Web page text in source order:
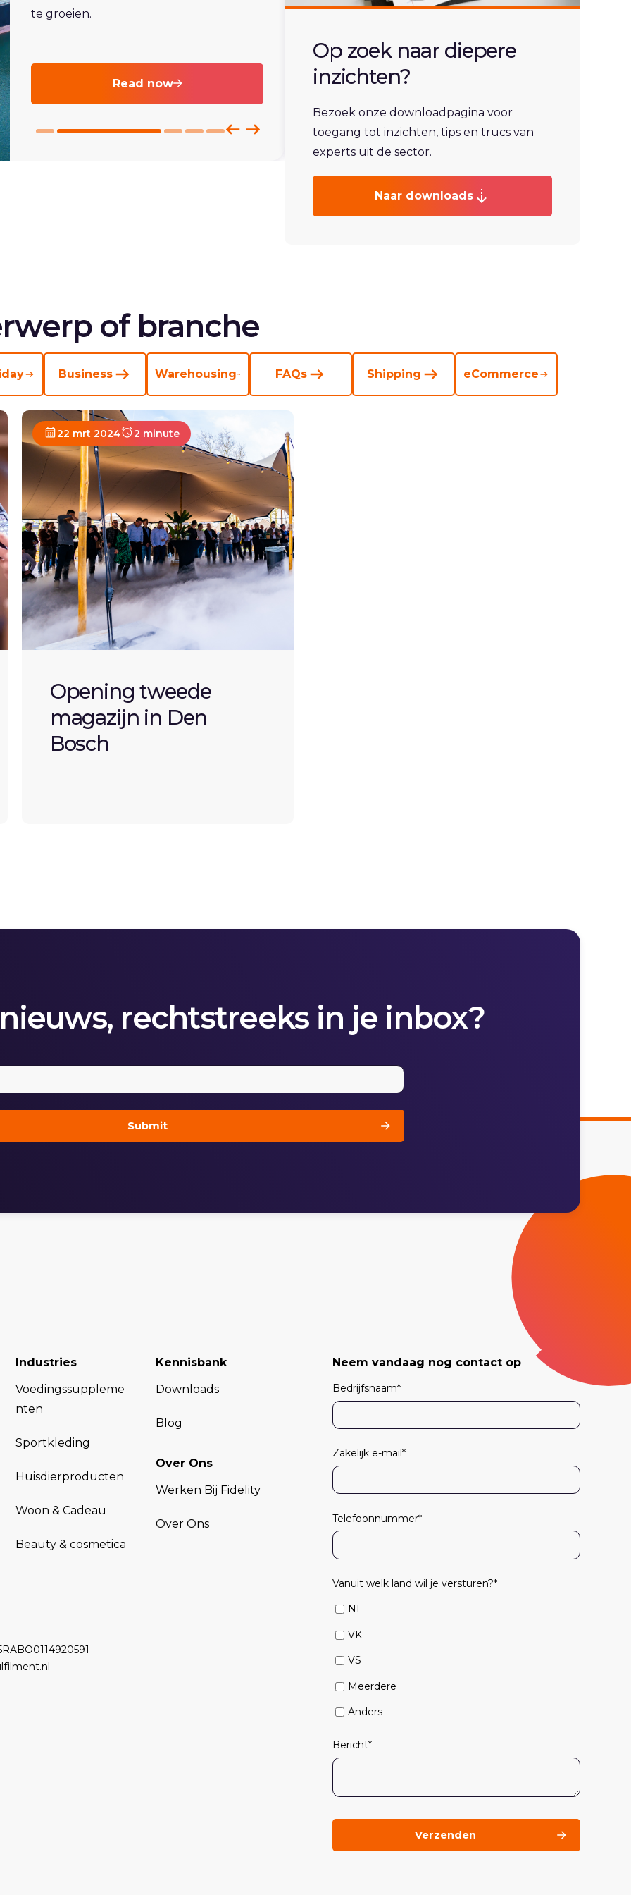
te groeien.
Read now
Op zoek naar diepere
inzichten?
Bezoek onze downloadpagina voor
toegang tot inzichten, tips en trucs van
experts uit de sector.
Naar downloads
of branche
Business Warehousing FAQs Shipping eCommerce
22 mrt 2024 2 minute
Opening tweede
magazijn in Den
Bosch
rechtstreeks in je inbox?
Industries
Voedingssuppleme
nten
Sportkleding
Huisdierproducten
Woon & Cadeau
Beauty & cosmetica
Kennisbank
Downloads
Blog
Over Ons
Werken Bij Fidelity
Over Ons
Neem vandaag nog contact op
Bedrijfsnaam*
Zakelijk e-mail *
Telefoonnummer*
Vanuit welk land wil je versturen?*
NL
VK
VS
Meerdere
Anders
Bericht*